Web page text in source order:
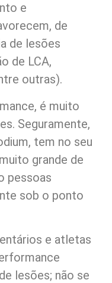
e
de
de lesões
de LCA,
outras).
é muito
Seguramente,
tem no seu
grande de
pessoas
sob o ponto
e atletas
lesões; não se